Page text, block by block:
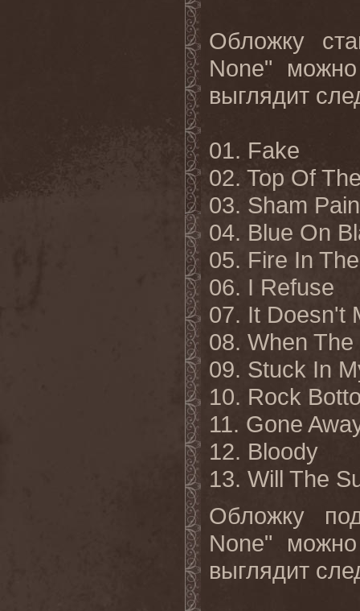
Обложку
None"
выглядит
01. Fake
02. Top Of
03. Sham Pain
04. Blue On
05. Fire In
06. I Refuse
07. It Doesn't
08. When
09. Stuck In
10. Rock
11. Gone
12. Bloody
13. Will The
Обложку
None"
выглядит